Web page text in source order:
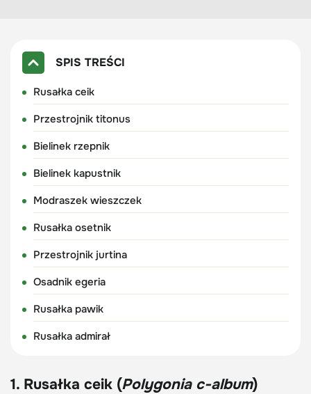
SPIS TREŚCI
Rusałka ceik
Przestrojnik titonus
Bielinek rzepnik
Bielinek kapustnik
Modraszek wieszczek
Rusałka osetnik
Przestrojnik jurtina
Osadnik egeria
Rusałka pawik
Rusałka admirał
1. Rusałka ceik (Polygonia c-album)